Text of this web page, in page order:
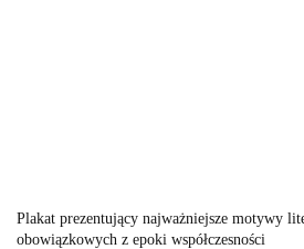
Plakat prezentujący najważniejsze motywy
obowiązkowych z epoki współczesności